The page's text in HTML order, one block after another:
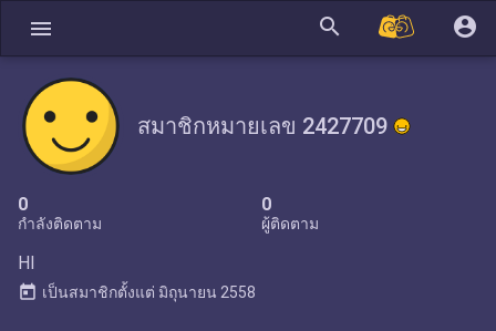
menu search account_circle
สมาชิกหมายเลข 2427709
0
กำลังติดตาม
0
ผู้ติดตาม
HI
today เป็นสมาชิกตั้งแต่ มิถุนายน 2558